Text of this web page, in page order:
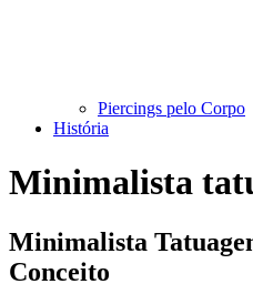
Piercings pelo Corpo
História
Minimalista
Minimalista
Conceito